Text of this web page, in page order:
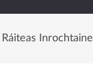
Ráiteas